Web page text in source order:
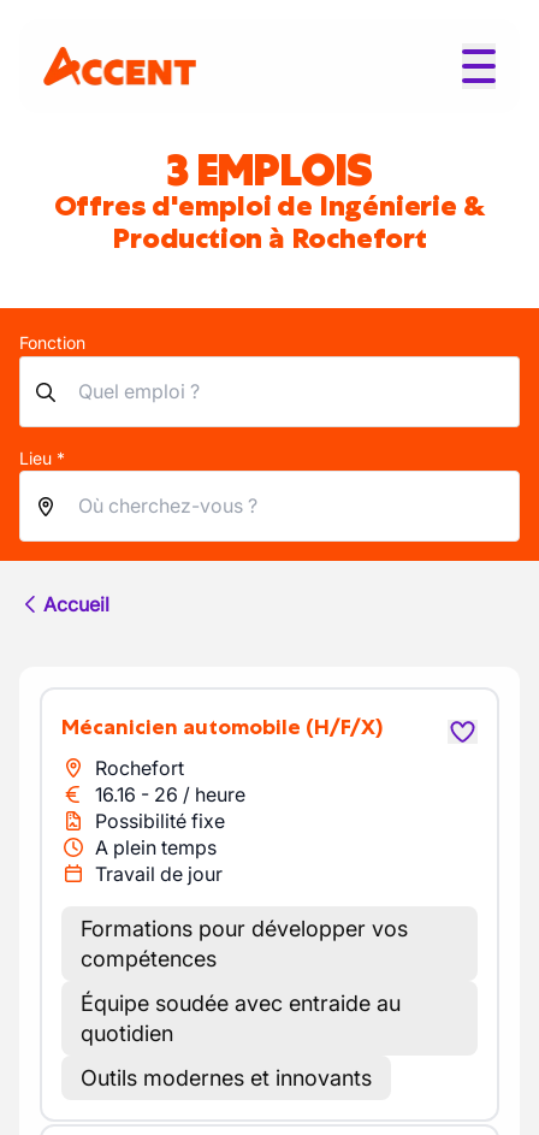
3 EMPLOIS
Offres d'emploi de Ingénierie &
Production à Rochefort
Fonction
Lieu *
Accueil
Mécanicien automobile (H/F/X)
Rochefort
16.16 - 26 / heure
Possibilité fixe
A plein temps
Travail de jour
Formations pour développer vos
compétences
Équipe soudée avec entraide au
quotidien
Outils modernes et innovants